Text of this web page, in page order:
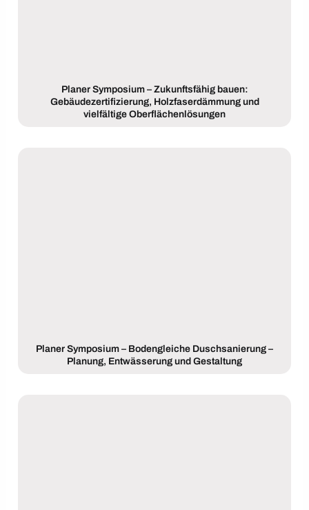
Planer Symposium – Zukunftsfähig bauen:
Gebäudezertifizierung, Holzfaserdämmung und
vielfältige Oberflächenlösungen
Planer Symposium – Bodengleiche Duschsanierung –
Planung, Entwässerung und Gestaltung